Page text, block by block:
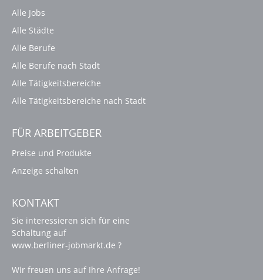
Alle Jobs
Alle Städte
Alle Berufe
Alle Berufe nach Stadt
Alle Tätigkeitsbereiche
Alle Tätigkeitsbereiche nach Stadt
FÜR ARBEITGEBER
Preise und Produkte
Anzeige schalten
KONTAKT
Sie interessieren sich für eine
Schaltung auf
www.berliner-jobmarkt.de ?
Wir freuen uns auf Ihre Anfrage!